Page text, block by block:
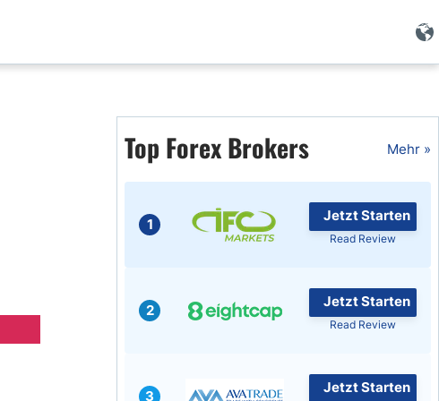
Islamischer Forex
Top Forex Brokers Mehr »
1
Jetzt Starten
Read Review
2
Jetzt Starten
Read Review
3
Jetzt Starten